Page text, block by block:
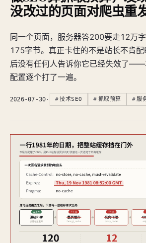
没改过的页面对爬虫重
同一个页面，服务器答200要走12万
175字节。真正卡住的不是站长不肯
后没有任何人告诉你它已经失效了
配置逐个打了一遍。
2026-07-30 · 技术SEO 抓取预算 服